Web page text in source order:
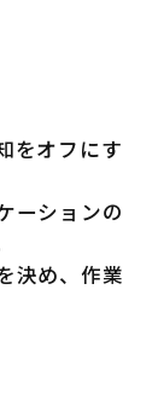
をオフにす
ーションの
決め、作業